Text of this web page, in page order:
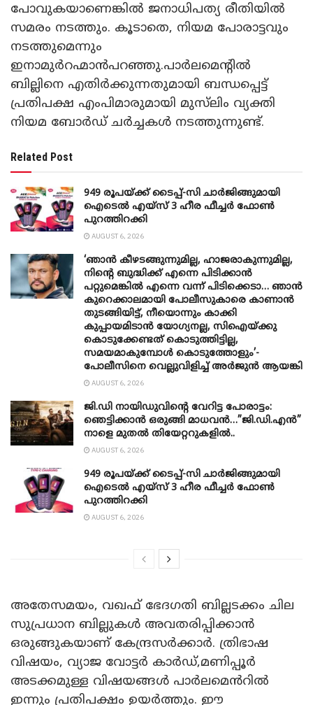
പോവുകയാണെങ്കിൽ ജനാധിപത്യ രീതിയിൽ
സമരം നടത്തും. കൂടാതെ, നിയമ പോരാട്ടവും
നടത്തുമെന്നും
ഇനാമുർറഹ്മാൻപറഞ്ഞു.പാർലമെന്റിൽ
ബില്ലിനെ എതിർക്കുന്നതുമായി ബന്ധപ്പെട്ട്
പ്രതിപക്ഷ എംപിമാരുമായി മുസ്‌ലിം വ്യക്തി
നിയമ ബോർഡ്‌ ചർച്ചകൾ നടത്തുന്നുണ്ട്.
Related Post
949 രൂപയ്ക്ക് ടൈപ്പ്-സി ചാർജിങ്ങുമായി
ഐടെൽ എയ്സ് 3 ഹീര ഫീച്ചർ ഫോൺ
പുറത്തിറക്കി
AUGUST 6, 2026
‘ഞാൻ കീഴടങ്ങുന്നുമില്ല, ഹാജരാകുന്നുമില്ല,
നിന്റെ ബുദ്ധിക്ക് എന്നെ പിടിക്കാൻ
പറ്റുമെങ്കിൽ എന്നെ വന്ന് പിടിക്കെടാ… ഞാൻ
കുറെക്കാലമായി പോലീസുകാരെ കാണാൻ
തുടങ്ങിയിട്ട്, നീയൊന്നും കാക്കി
കുപ്പായമിടാൻ യോ​ഗ്യനല്ല, സിഐയ്ക്കു
കൊടുക്കേണ്ടത് കൊടുത്തിട്ടില്ല,
സമയമാകുമ്പോൾ കൊടുത്തോളും’-
പോലീസിനെ വെല്ലുവിളിച്ച് അർജുൻ ആയങ്കി
AUGUST 6, 2026
ജി.ഡി നായിഡുവിന്റെ വേറിട്ട പോരാട്ടം:
ഞെട്ടിക്കാൻ ഒരുങ്ങി മാധവൻ…”ജി.ഡി.എൻ”
നാളെ മുതൽ തിയേറ്ററുകളിൽ..
AUGUST 6, 2026
949 രൂപയ്ക്ക് ടൈപ്പ്-സി ചാർജിങ്ങുമായി
ഐടെൽ എയ്സ് 3 ഹീര ഫീച്ചർ ഫോൺ
പുറത്തിറക്കി
AUGUST 6, 2026
അതേസമയം, വഖഫ് ഭേദഗതി ബില്ലടക്കം ചില
സുപ്രധാന ബില്ലുകൾ അവതരിപ്പിക്കാൻ
ഒരുങ്ങുകയാണ് കേന്ദ്രസർക്കാർ. ത്രിഭാഷ
വിഷയം, വ്യാജ വോട്ടർ കാർഡ്,മണിപ്പൂർ
അടക്കമുള്ള വിഷയങ്ങൾ പാർലമെൻറിൽ
ഇന്നും പ്രതിപക്ഷം ഉയർത്തും. ഈ